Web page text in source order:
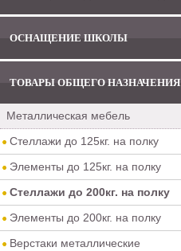
ОСНАЩЕНИЕ ШКОЛЫ
ТОВАРЫ ОБЩЕГО НАЗНАЧЕНИЯ
Металлическая мебель
Стеллажи до 125кг. на полку
Элементы до 125кг. на полку
Стеллажи до 200кг. на полку
Элементы до 200кг. на полку
Верстаки металлические